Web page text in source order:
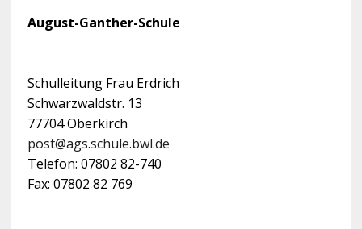
August-Ganther-Schule
Schulleitung Frau Erdrich
Schwarzwaldstr. 13
77704 Oberkirch
post@ags.schule.bwl.de
Telefon: 07802 82-740
Fax: 07802 82 769